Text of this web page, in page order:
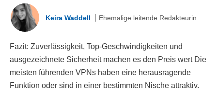
Keira Waddell Ehemalige leitende Redakteurin
Fazit: Zuverlässigkeit, Top-Geschwindigkeiten und
ausgezeichnete Sicherheit machen es den Preis wert Die
meisten führenden VPNs haben eine herausragende
Funktion oder sind in einer bestimmten Nische attraktiv.